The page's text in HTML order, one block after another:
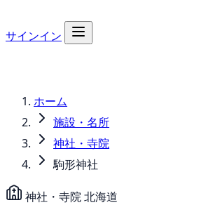
サインイン
ホーム
施設・名所
神社・寺院
駒形神社
神社・寺院北海道